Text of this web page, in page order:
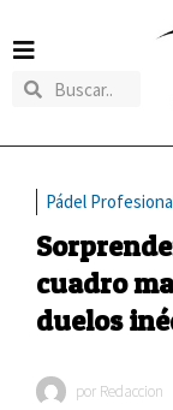
Pádel
cuadro
duelos
por Redaccion